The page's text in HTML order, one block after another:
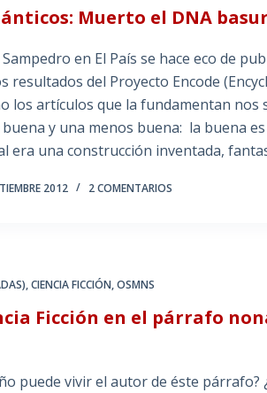
Muerto el DNA
en El País se hace eco de
resultados del Proyecto Encode
los artículos que la fundamentan
y una menos buena: la buena
era una construcción inventada,
2012 2 COMENTARIOS
,CIENCIA FICCIÓN,OSMNS
Ficción en el párrafo
puede vivir el autor de éste